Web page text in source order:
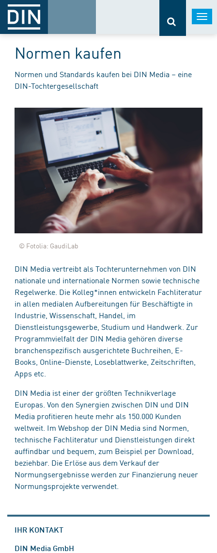
Normen kaufen
Normen und Standards kaufen bei DIN Media – eine
DIN-Tochtergesellschaft
© Fotolia: GaudiLab
DIN Media vertreibt als Tochterunternehmen von DIN
nationale und internationale Normen sowie technische
Regelwerke. Die Kolleg*innen entwickeln Fachliteratur
in allen medialen Aufbereitungen für Beschäftigte in
Industrie, Wissenschaft, Handel, im
Dienstleistungsgewerbe, Studium und Handwerk. Zur
Programmvielfalt der DIN Media gehören diverse
branchenspezifisch ausgerichtete Buchreihen, E-
Books, Online-Dienste, Loseblattwerke, Zeitschriften,
Apps etc.
DIN Media ist einer der größten Technikverlage
Europas. Von den Synergien zwischen DIN und DIN
Media profitieren heute mehr als 150.000 Kunden
weltweit. Im Webshop der DIN Media sind Normen,
technische Fachliteratur und Dienstleistungen direkt
auffindbar und bequem, zum Beispiel per Download,
beziehbar. Die Erlöse aus dem Verkauf der
Normungsergebnisse werden zur Finanzierung neuer
Normungsprojekte verwendet.
IHR KONTAKT
DIN Media GmbH